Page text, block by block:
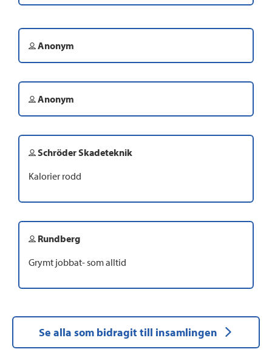
Anonym
Anonym
Schröder Skadeteknik
Kalorier rodd
Rundberg
Grymt jobbat- som alltid
Se alla som bidragit till insamlingen